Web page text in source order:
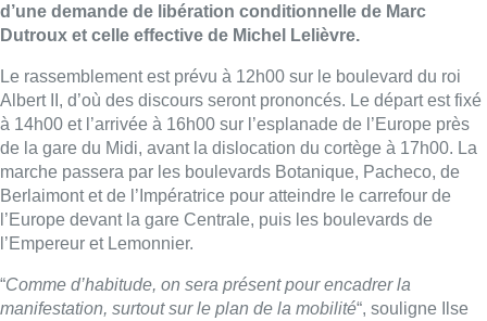
d’une demande de libération conditionnelle de Marc
Dutroux et celle effective de Michel Lelièvre.
Le rassemblement est prévu à 12h00 sur le boulevard du roi
Albert II, d’où des discours seront prononcés. Le départ est fixé
à 14h00 et l’arrivée à 16h00 sur l’esplanade de l’Europe près
de la gare du Midi, avant la dislocation du cortège à 17h00. La
marche passera par les boulevards Botanique, Pacheco, de
Berlaimont et de l’Impératrice pour atteindre le carrefour de
l’Europe devant la gare Centrale, puis les boulevards de
l’Empereur et Lemonnier.
“Comme d’habitude, on sera présent pour encadrer la
manifestation, surtout sur le plan de la mobilité“, souligne Ilse